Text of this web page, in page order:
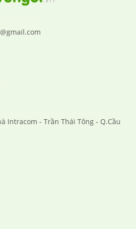
Intracom - Trần Thái Tông - Q.Cầu